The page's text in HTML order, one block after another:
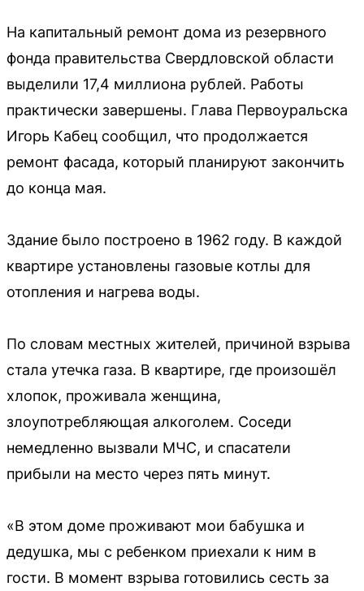
На капитальный ремонт дома из резервного
фонда правительства Свердловской области
выделили 17,4 миллиона рублей. Работы
практически завершены. Глава Первоуральска
Игорь Кабец сообщил, что продолжается
ремонт фасада, который планируют закончить
до конца мая.
Здание было построено в 1962 году. В каждой
квартире установлены газовые котлы для
отопления и нагрева воды.
По словам местных жителей, причиной взрыва
стала утечка газа. В квартире, где произошёл
хлопок, проживала женщина,
злоупотребляющая алкоголем. Соседи
немедленно вызвали МЧС, и спасатели
прибыли на место через пять минут.
«В этом доме проживают мои бабушка и
дедушка, мы с ребенком приехали к ним в
гости. В момент взрыва готовились сесть за